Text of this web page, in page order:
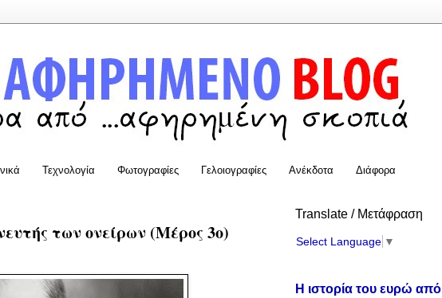
Τεχνολογία Φωτογραφίες Γελοιογραφίες Ανέκδοτα Διάφορα
των ονείρων (Μέρος 3ο)
Translate / Μετάφραση
Select Language ▼
Η ιστορία του ευρώ από